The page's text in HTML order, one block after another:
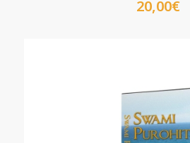
20,00€